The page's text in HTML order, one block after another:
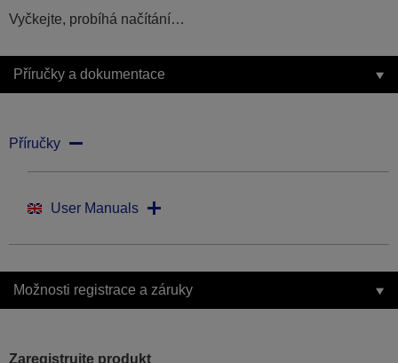
Vyčkejte, probíhá načítání…
Příručky a dokumentace
Příručky
User Manuals
Možnosti registrace a záruky
Zaregistrujte produkt